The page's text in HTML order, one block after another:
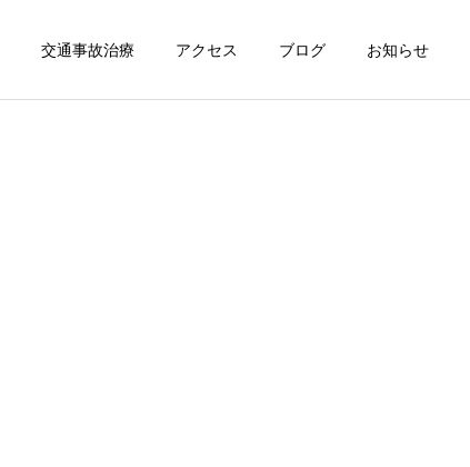
交通事故治療 アクセス ブログ お知らせ